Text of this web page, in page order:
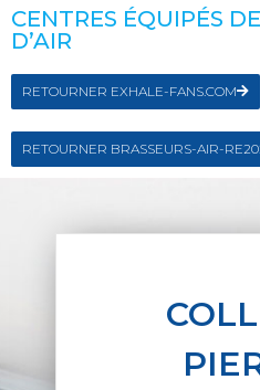
CENTRES ÉQUIPÉS
D’AIR
RETOURNER EXHALE-FANS.COM
RETOURNER BRASSEURS-AIR-